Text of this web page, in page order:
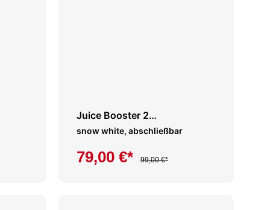
Juice Booster 2
Wandhalterung
snow white, abschließbar
79,00 €* 99,00 €*